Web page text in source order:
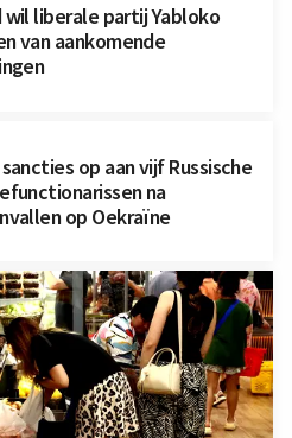
wil liberale partij Yabloko
van aankomende
op aan vijf Russische
na
op Oekraïne